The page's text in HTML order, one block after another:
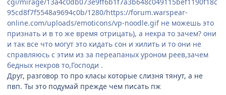
95cd8f7f5548a9694c0b/1280/https://forum.warspear-
online.com/uploads/emoticons/vp-noodle.gifне можешь это
признать и в то же время отрицать), а некра то зачем? они
и так все что могут это кидать сон и хилить и то они не
справляюсь с этим из за переапаных уроном реев,зачем
бедных некров то,Господи .
Друг, разговор то про класы которые слизня тянут, а не
пвп. Ты это подумай прежде чем писать пж